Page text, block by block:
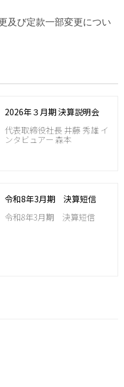
及び定款一部変更につい
2026年３月期 決算説明会
代表取締役社長 井藤 秀雄 イ
ンタビュアー 森本
令和8年3月期 決算短信
令和8年3月期 決算短信